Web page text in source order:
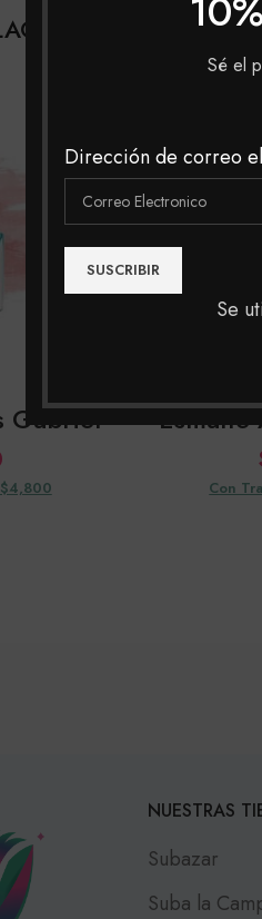
Sé el
Dirección de correo
Se
Gabriel Esmalte
Con
NUESTRAS
Subazar
Suba la